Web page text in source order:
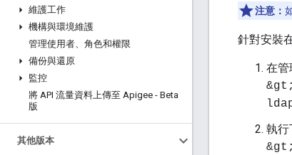
維護工作
機構與環境維護
管理使用者、角色和權限
備份與還原
監控
將 API 流量資料上傳至 Apigee - Beta
版
其他版本
注意：
針對安裝
在管
執行